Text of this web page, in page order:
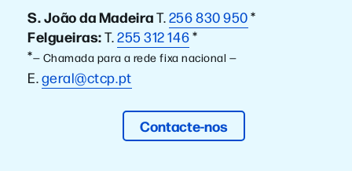
S. João da MadeiraT.256 830 950*
Felgueiras:T.255 312 146*
*— Chamada para a rede fixa nacional —
E.geral@ctcp.pt
Contacte-nos